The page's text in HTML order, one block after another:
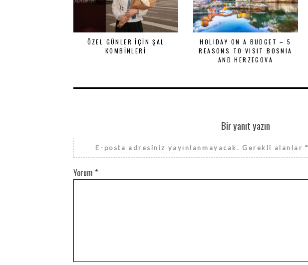
ÖZEL GÜNLER İÇIN ŞAL
KOMBINLERI
HOLIDAY ON A BUDGET – 5
REASONS TO VISIT BOSNIA
AND HERZEGOVA
Bir yanıt yazın
E-posta adresiniz yayınlanmayacak. Gerekli alanlar*
Yorum *